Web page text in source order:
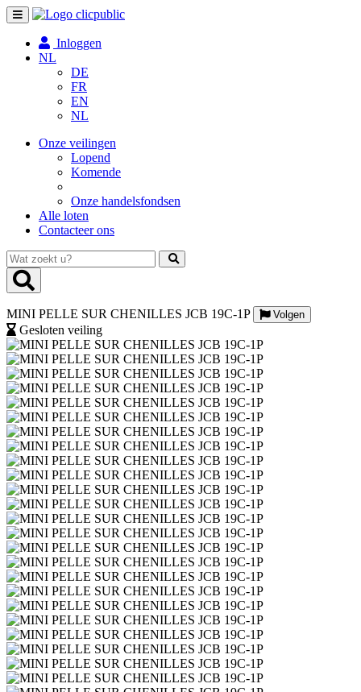
Toggle
navigation
Inloggen
NL
DE
FR
EN
NL
Onze veilingen
Lopend
Komende
Onze handelsfondsen
Alle loten
Contacteer ons
Wat
zoekt
u?
MINI PELLE SUR CHENILLES JCB 19C-1P Volgen
Gesloten veiling